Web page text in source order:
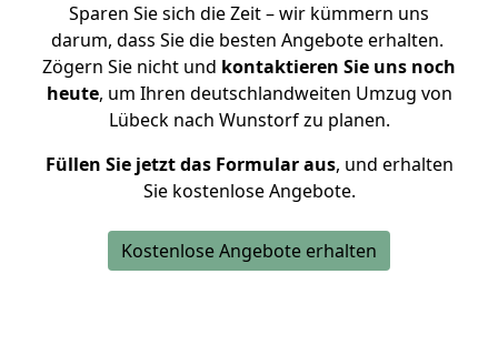
Sparen Sie sich die Zeit – wir kümmern uns
darum, dass Sie die besten Angebote erhalten.
Zögern Sie nicht und kontaktieren Sie uns noch
heute, um Ihren deutschlandweiten Umzug von
Lübeck nach Wunstorf zu planen.
Füllen Sie jetzt das Formular aus, und erhalten
Sie kostenlose Angebote.
Kostenlose Angebote erhalten